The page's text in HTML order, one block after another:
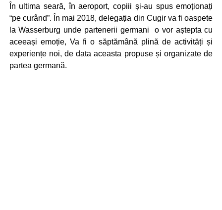
În ultima seară, în aeroport, copiii și-au spus emoționați
“pe curând”. În mai 2018, delegația din Cugir va fi oaspete
la Wasserburg unde partenerii germani o vor aștepta cu
aceeași emoție, Va fi o săptămână plină de activități și
experiențe noi, de data aceasta propuse și organizate de
partea germană.